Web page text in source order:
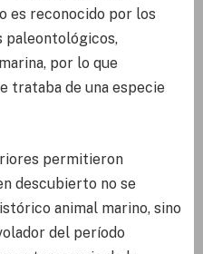
es reconocido por los
paleontológicos,
por lo que
trataba de una especie
permitieron
descubierto no se
animal marino, sino
del período